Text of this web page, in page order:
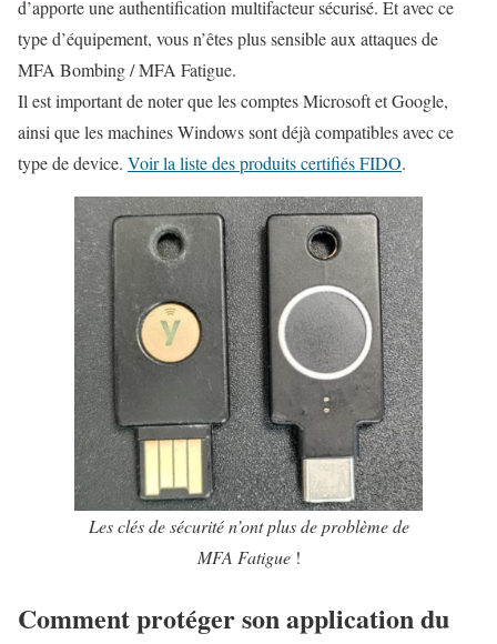
d’apporte une authentification multifacteur sécurisé. Et avec ce
type d’équipement, vous n’êtes plus sensible aux attaques de
MFA Bombing / MFA Fatigue.
Il est important de noter que les comptes Microsoft et Google,
ainsi que les machines Windows sont déjà compatibles avec ce
type de device. Voir la liste des produits certifiés FIDO.
Les clés de sécurité n’ont plus de problème de
MFA Fatigue!
Comment protéger son application du